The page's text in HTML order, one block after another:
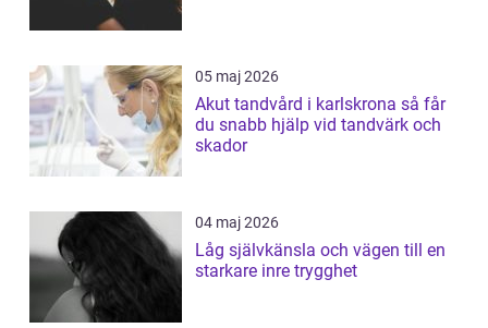
05 maj 2026
Akut tandvård i karlskrona så får
du snabb hjälp vid tandvärk och
skador
04 maj 2026
Låg självkänsla och vägen till en
starkare inre trygghet